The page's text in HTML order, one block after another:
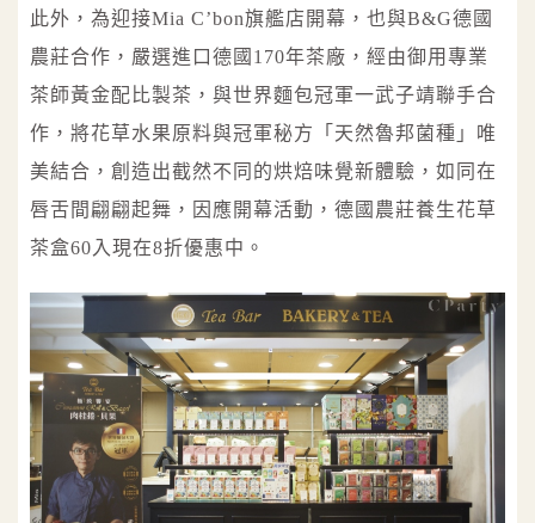
此外，為迎接Mia C’bon旗艦店開幕，也與B&G德國
農莊合作，嚴選進口德國170年茶廠，經由御用專業
茶師黃金配比製茶，與世界麵包冠軍一武子靖聯手合
作，將花草水果原料與冠軍秘方「天然魯邦菌種」唯
美結合，創造出截然不同的烘焙味覺新體驗，如同在
唇舌間翩翩起舞，因應開幕活動，德國農莊養生花草
茶盒60入現在8折優惠中。